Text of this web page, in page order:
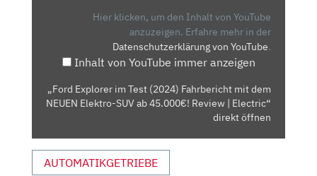
NEUEN
ELEKTRO-
45.000€!
REVIEW
Hier klicken, um den Inhalt von YouTube
anzuzeigen. Erfahre mehr in der
Datenschutzerklärung von YouTube.
Inhalt von YouTube immer anzeigen
„Ford Explorer im Test (2024) Fahrbericht mit dem
NEUEN Elektro-SUV ab 45.000€! Review | Electric“
direkt öffnen
AUTOMATIKGETRIEBE